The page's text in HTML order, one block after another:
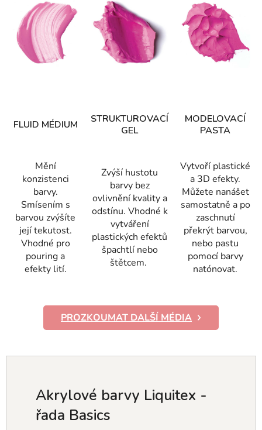
FLUID MÉDIUM
STRUKTUROVACÍ
GEL
MODELOVACÍ
PASTA
Mění
konzistenci
barvy.
Smísením s
barvou zvýšíte
její tekutost.
Vhodné pro
pouring a
efekty lití.
Zvýší hustotu
barvy bez
ovlivnění kvality a
odstínu. Vhodné k
vytváření
plastických efektů
špachtlí nebo
štětcem.
Vytvoří plastické
a 3D efekty.
Můžete nanášet
samostatně a po
zaschnutí
překrýt barvou,
nebo pastu
pomocí barvy
natónovat.
PROZKOUMAT DALŠÍ MÉDIA
Akrylové barvy Liquitex -
řada Basics